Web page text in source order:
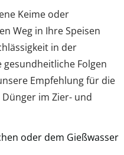
Keime oder
Weg in Ihre Speisen
in der
Folgen
Empfehlung für die
im Zier- und
oder dem Gießwasser